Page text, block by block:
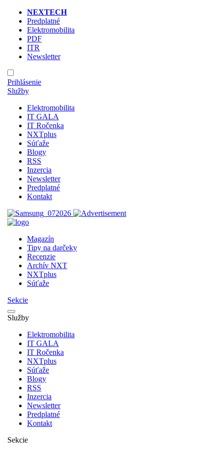
NEXTECH
Predplatné
Elektromobilita
PDF
ITR
Newsletter
Prihlásenie
Služby
Elektromobilita
IT GALA
IT Ročenka
NXTplus
Súťaže
Blogy
RSS
Inzercia
Newsletter
Predplatné
Kontakt
Magazín
Tipy na darčeky
Recenzie
Archív NXT
NXTplus
Súťaže
Sekcie
Služby
Elektromobilita
IT GALA
IT Ročenka
NXTplus
Súťaže
Blogy
RSS
Inzercia
Newsletter
Predplatné
Kontakt
Sekcie